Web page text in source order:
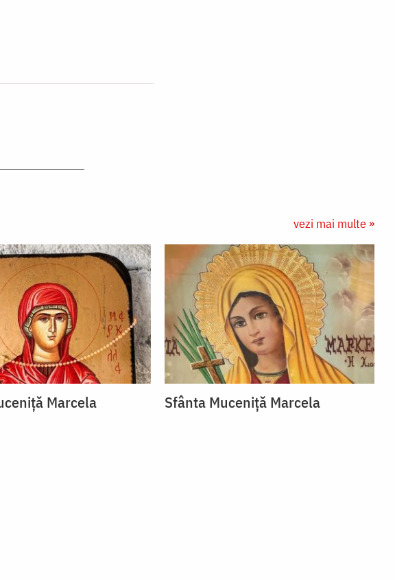
vezi mai multe »
Marcela Sfânta Muceniță Marcela